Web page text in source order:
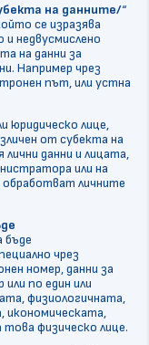
на данните/“
се изразява
недвусмислено
на данни за
Например чрез
път, или устна
юридическо лице,
от субекта на
данни и лицата,
или на
обработват личните
бъде
чрез
номер, данни за
по един или
физиологичната,
икономическата,
физическо лице.